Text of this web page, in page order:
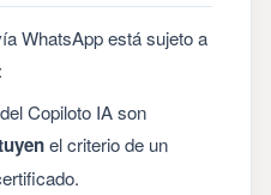
WhatsApp está sujeto a
Copiloto IA son
el criterio de un